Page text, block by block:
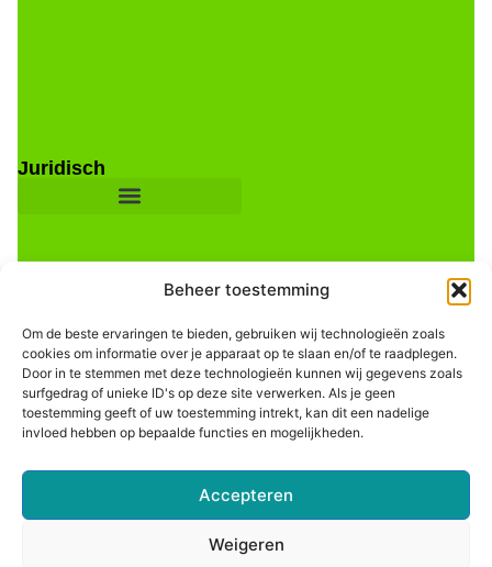
Beheer toestemming
Om de beste ervaringen te bieden, gebruiken wij technologieën zoals
cookies om informatie over je apparaat op te slaan en/of te raadplegen.
Door in te stemmen met deze technologieën kunnen wij gegevens zoals
surfgedrag of unieke ID's op deze site verwerken. Als je geen
toestemming geeft of uw toestemming intrekt, kan dit een nadelige
invloed hebben op bepaalde functies en mogelijkheden.
Accepteren
Weigeren
Juridisch
Informatie